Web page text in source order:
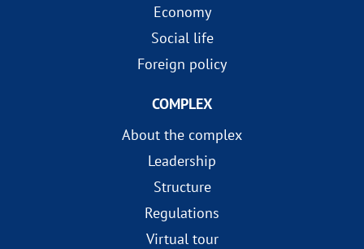
Economy
Social life
Foreign policy
COMPLEX
About the complex
Leadership
Structure
Regulations
Virtual tour